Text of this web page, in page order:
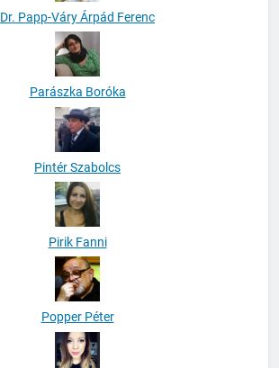
Dr. Papp-Váry Árpád Ferenc
Parászka Boróka
Pintér Szabolcs
Pirik Fanni
Popper Péter